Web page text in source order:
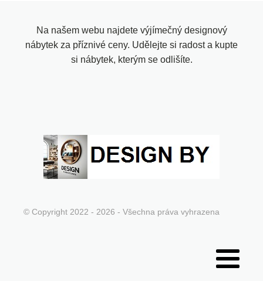
Na našem webu najdete výjímečný designový
nábytek za příznivé ceny. Udělejte si radost a kupte
si nábytek, kterým se odlišíte.
© Copyright 2022 - 2026 - Všechna práva vyhrazena